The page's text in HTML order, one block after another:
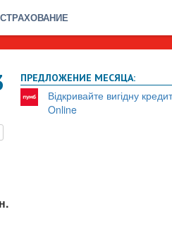
СТРАХОВАНИЕ
ПРЕДЛОЖЕНИЕ МЕСЯЦА:
Відкривайте вигідну
Online